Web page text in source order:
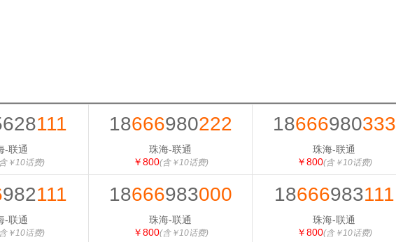
111
-联通
￥10话费)
18666980222
珠海-联通
￥800(含￥10话费)
18666980333
珠海-联通
￥800(含￥10话费)
982111
-联通
￥10话费)
18666983000
珠海-联通
￥800(含￥10话费)
18666983111
珠海-联通
￥800(含￥10话费)